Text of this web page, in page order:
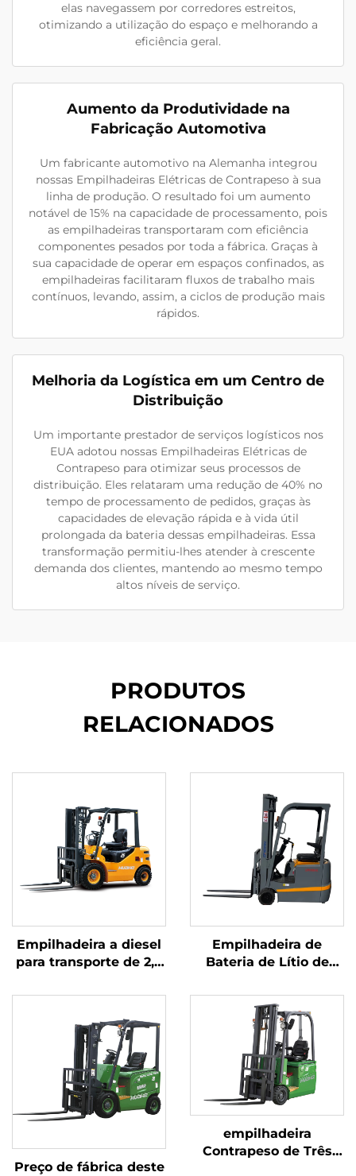
elas navegassem por corredores estreitos,
otimizando a utilização do espaço e melhorando a
eficiência geral.
Aumento da Produtividade na
Fabricação Automotiva
Um fabricante automotivo na Alemanha integrou
nossas Empilhadeiras Elétricas de Contrapeso à sua
linha de produção. O resultado foi um aumento
notável de 15% na capacidade de processamento, pois
as empilhadeiras transportaram com eficiência
componentes pesados por toda a fábrica. Graças à
sua capacidade de operar em espaços confinados, as
empilhadeiras facilitaram fluxos de trabalho mais
contínuos, levando, assim, a ciclos de produção mais
rápidos.
Melhoria da Logística em um Centro de
Distribuição
Um importante prestador de serviços logísticos nos
EUA adotou nossas Empilhadeiras Elétricas de
Contrapeso para otimizar seus processos de
distribuição. Eles relataram uma redução de 40% no
tempo de processamento de pedidos, graças às
capacidades de elevação rápida e à vida útil
prolongada da bateria dessas empilhadeiras. Essa
transformação permitiu-lhes atender à crescente
demanda dos clientes, mantendo ao mesmo tempo
altos níveis de serviço.
PRODUTOS
RELACIONADOS
Empilhadeira a diesel
para transporte de 2,5
mercadorias, com
descarga até 4 m
Empilhadeira de
Bateria de Lítio de
Equilíbrio, com
Capacidade de 1,0
Tonelada, Fabricada na
China, com Preço
Justo
Preço de fábrica deste
empilhadeira
Contrapeso de Três